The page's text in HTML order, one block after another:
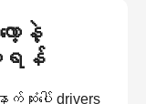
ော့နဲ့
ယူရန်
းပေါ် drivers